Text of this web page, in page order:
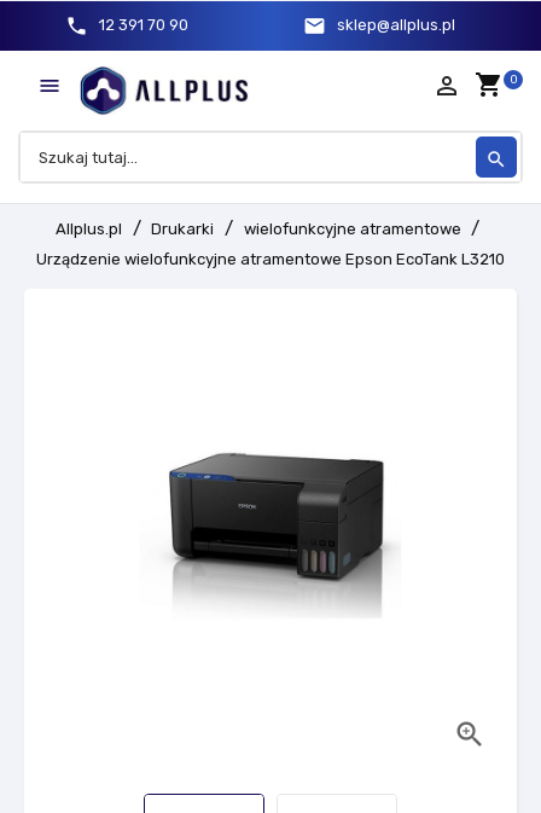
phone 12 391 70 90 mail sklep@allplus.pl
 shopping_cart 0
person_outline
search
Allplus.pl Drukarki
wielofunkcyjne atramentowe
Urządzenie wielofunkcyjne atramentowe Epson EcoTank L3210
